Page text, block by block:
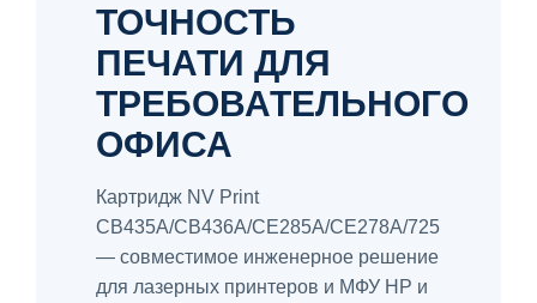
ТОЧНОСТЬ
ПЕЧАТИ ДЛЯ
ТРЕБОВАТЕЛЬНОГО
ОФИСА
Картридж NV Print
CB435A/CB436A/CE285A/CE278A/725
— совместимое инженерное решение
для лазерных принтеров и МФУ HP и